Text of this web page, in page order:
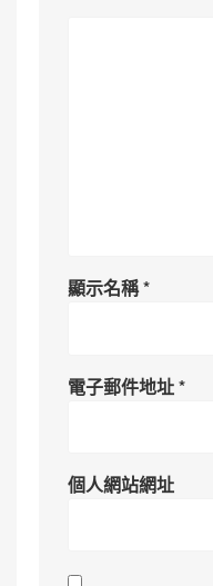
顯示名稱*
電子郵件地址*
個人網站網址